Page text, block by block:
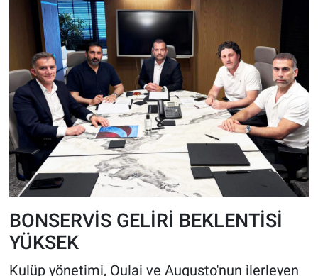
BONSERVİS GELİRİ BEKLENTİSİ
YÜKSEK
Kulüp yönetimi, Oulai ve Augusto'nun ilerleyen